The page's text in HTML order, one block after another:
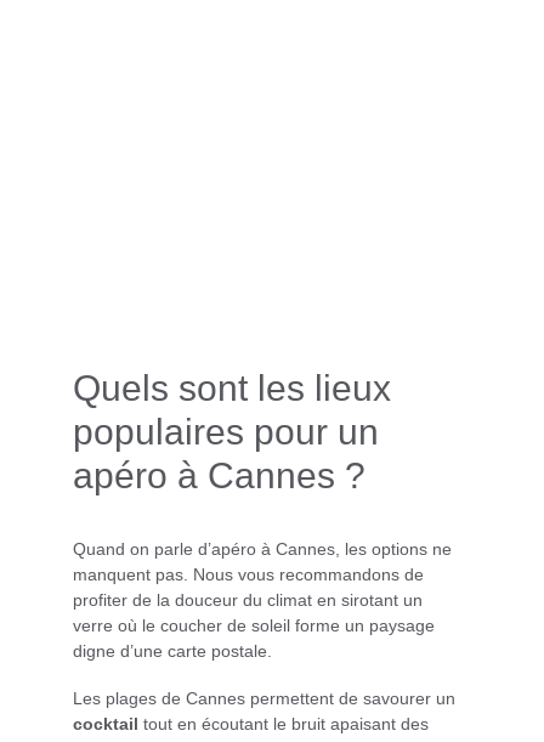
Quels sont les lieux
populaires pour un
apéro à Cannes ?
Quand on parle d’apéro à Cannes, les options ne
manquent pas. Nous vous recommandons de
profiter de la douceur du climat en sirotant un
verre où le coucher de soleil forme un paysage
digne d’une carte postale.
Les plages de Cannes permettent de savourer un
cocktail tout en écoutant le bruit apaisant des